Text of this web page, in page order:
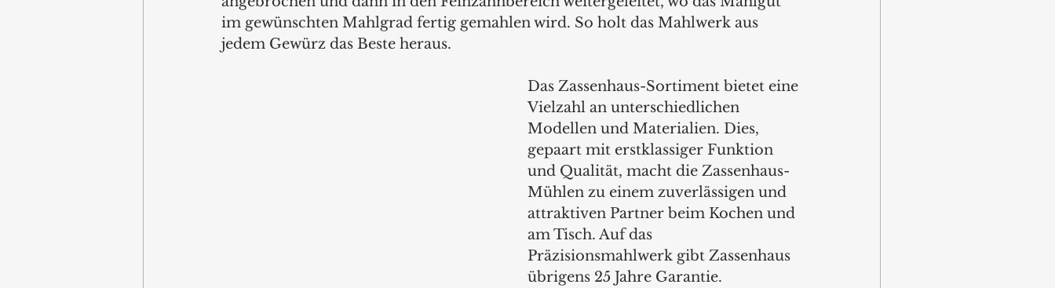
im gewünschten Mahlgrad fertig gemahlen wird. So holt das Mahlwerk aus
jedem Gewürz das Beste heraus.
Das Zassenhaus-Sortiment bietet eine
Vielzahl an unterschiedlichen
Modellen und Materialien. Dies,
gepaart mit erstklassiger Funktion
und Qualität, macht die Zassenhaus-
Mühlen zu einem zuverlässigen und
attraktiven Partner beim Kochen und
am Tisch. Auf das
Präzisionsmahlwerk gibt Zassenhaus
übrigens 25 Jahre Garantie.